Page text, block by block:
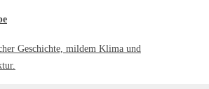
Geschichte, mildem Klima und